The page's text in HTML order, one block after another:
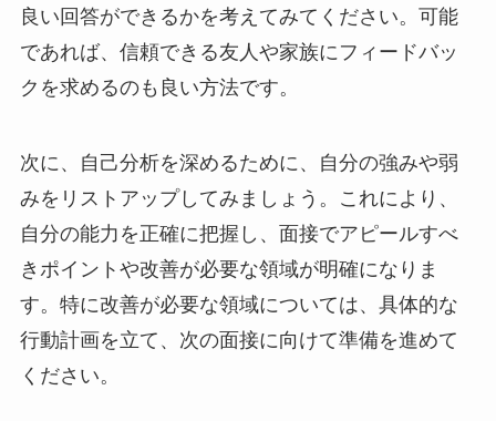
良い回答ができるかを考えてみてください。可能
であれば、信頼できる友人や家族にフィードバッ
クを求めるのも良い方法です。
次に、自己分析を深めるために、自分の強みや弱
みをリストアップしてみましょう。これにより、
自分の能力を正確に把握し、面接でアピールすべ
きポイントや改善が必要な領域が明確になりま
す。特に改善が必要な領域については、具体的な
行動計画を立て、次の面接に向けて準備を進めて
ください。